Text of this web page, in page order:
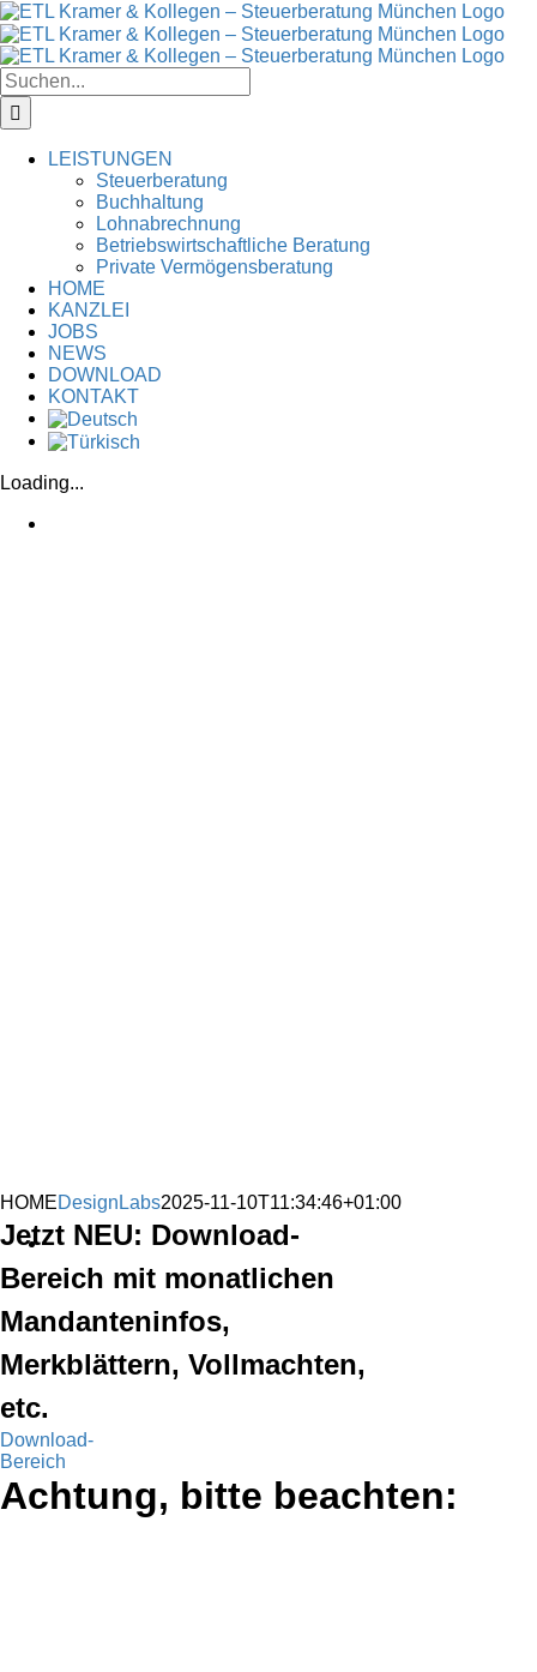
Zum
Inhalt
springen
Suche
nach:
LEISTUNGEN
Steuerberatung
Buchhaltung
Lohnabrechnung
Betriebswirtschaftliche Beratung
Private Vermögensberatung
HOME
KANZLEI
JOBS
NEWS
DOWNLOAD
KONTAKT
Loading...
HOMEDesignLabs2025-11-10T11:34:46+01:00
Jetzt NEU: Download-
Bereich mit monatlichen
Mandanteninfos,
Merkblättern, Vollmachten,
etc.
Download-
Bereich
Achtung, bitte beachten: